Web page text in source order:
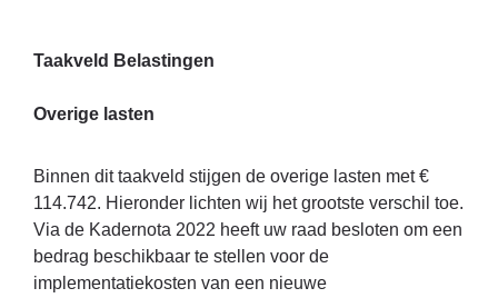
Taakveld Belastingen
Overige lasten
Binnen dit taakveld stijgen de overige lasten met €
114.742. Hieronder lichten wij het grootste verschil toe.
Via de Kadernota 2022 heeft uw raad besloten om een
bedrag beschikbaar te stellen voor de
implementatiekosten van een nieuwe